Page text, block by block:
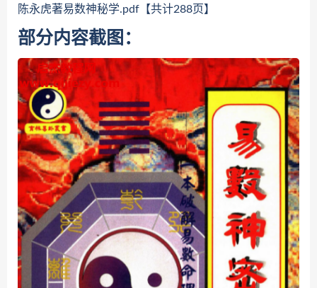
陈永虎著易数神秘学.pdf【共计288页】
部分内容截图：